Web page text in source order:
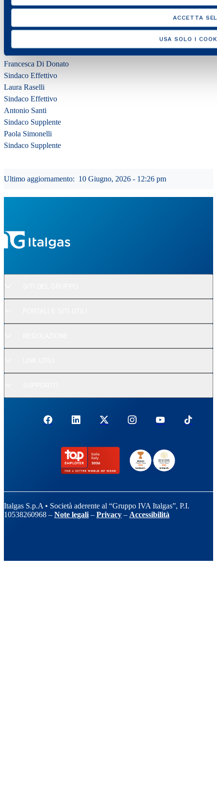
ACCETTA
USA SOLO I
Presidente
Francesca Di Donato
Sindaco Effettivo
Laura Raselli
Sindaco Effettivo
Antonio Santi
Sindaco Supplente
Paola Simonelli
Sindaco Supplente
Ultimo aggiornamento: 10 Giugno, 2026 - 12:26 pm
Italgas S.p.A • Società aderente al “Gruppo IVA Italgas”, P.I.
10538260968 – Note legali – Privacy – Accessibilità